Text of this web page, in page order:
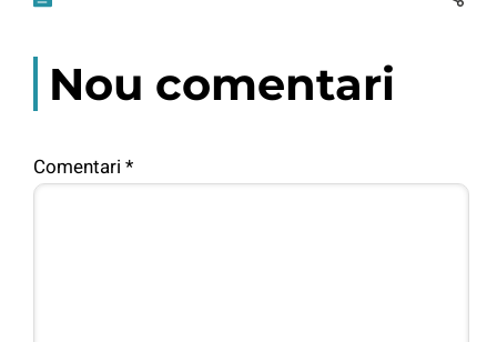
Nou comentari
Comentari *